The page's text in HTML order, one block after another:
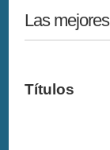
Las
Títulos